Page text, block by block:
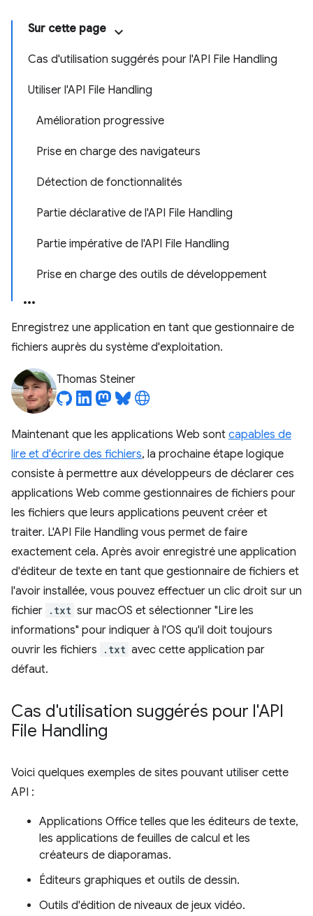
Sur cette page
Cas d'utilisation suggérés pour l'API File Handling
Utiliser l'API File Handling
Amélioration progressive
Prise en charge des navigateurs
Détection de fonctionnalités
Partie déclarative de l'API File Handling
Partie impérative de l'API File Handling
Prise en charge des outils de développement
Enregistrez une application en tant que gestionnaire de
fichiers auprès du système d'exploitation.
Thomas Steiner
Maintenant que les applications Web sont capables de
lire et d'écrire des fichiers, la prochaine étape logique
consiste à permettre aux développeurs de déclarer ces
applications Web comme gestionnaires de fichiers pour
les fichiers que leurs applications peuvent créer et
traiter. L'API File Handling vous permet de faire
exactement cela. Après avoir enregistré une application
d'éditeur de texte en tant que gestionnaire de fichiers et
l'avoir installée, vous pouvez effectuer un clic droit sur un
fichier .txt sur macOS et sélectionner "Lire les
informations" pour indiquer à l'OS qu'il doit toujours
ouvrir les fichiers
.txt avec cette application par
défaut.
Cas d'utilisation suggérés pour l'API
File Handling
Voici quelques exemples de sites pouvant utiliser cette
API :
Applications Office telles que les éditeurs de texte,
les applications de feuilles de calcul et les
créateurs de diaporamas.
Éditeurs graphiques et outils de dessin.
Outils d'édition de niveaux de jeux vidéo.